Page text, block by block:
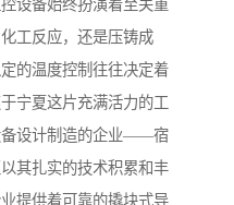
设备始终扮演着至关重
工反应，还是压铸成
的温度控制往往决定着
宁夏这片充满活力的工
备设计制造的企业——宿
其扎实的技术积累和丰
提供着可靠的撬块式导